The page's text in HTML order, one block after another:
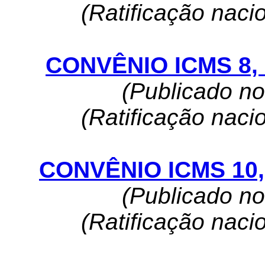
(Ratificação
CONVÊNIO ICMS
(Publicado
(Ratificação
CONVÊNIO ICMS
(Publicado
(Ratificação